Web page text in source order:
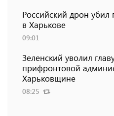
Российский дрон убил
в Харькове
09:01
Зеленский уволил
прифронтовой
Харьковщине
08:25